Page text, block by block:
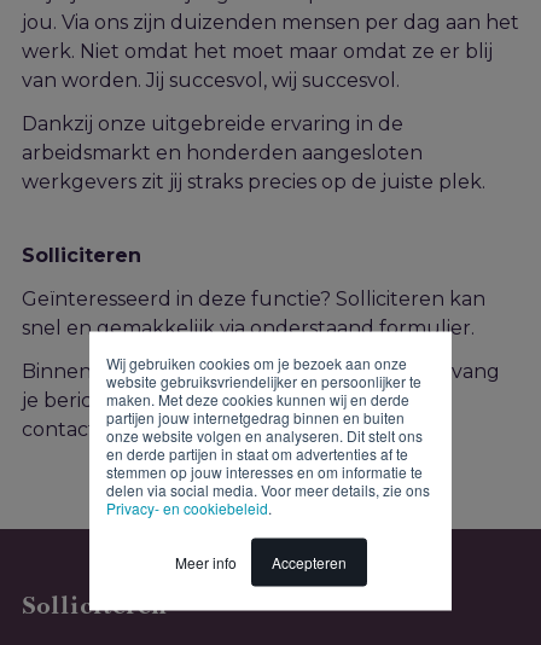
Wij gebruiken cookies om je bezoek aan onze
website gebruiksvriendelijker en persoonlijker te
maken. Met deze cookies kunnen wij en derde
partijen jouw internetgedrag binnen en buiten
onze website volgen en analyseren. Dit stelt ons
en derde partijen in staat om advertenties af te
stemmen op jouw interesses en om informatie te
delen via social media. Voor meer details, zie ons
Privacy- en cookiebeleid
Meer info Accepteren
jou. Via ons zijn duizenden mensen per dag aan het
werk. Niet omdat het moet maar omdat ze er blij
van worden. Jij succesvol, wij succesvol.
Dankzij onze uitgebreide ervaring in de
arbeidsmarkt en honderden aangesloten
werkgevers zit jij straks precies op de juiste plek.
Solliciteren
Geïnteresseerd in deze functie? Solliciteren kan
snel en gemakkelijk via onderstaand formulier.
Binnen twee werkdagen na je sollicitatie ontvang
je bericht van ons. Heb je vragen? Neem dan
contact op met de recruiter!
Solliciteren